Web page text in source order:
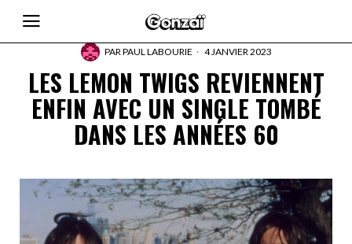
PARPAUL LABOURIE 4 JANVIER 2023
LES LEMON TWIGS REVIENNENT
ENFIN AVEC UN SINGLE TOMBÉ
DANS LES ANNÉES 60